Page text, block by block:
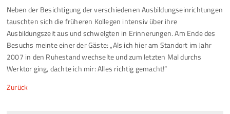
Neben der Besichtigung der verschiedenen Ausbildungseinrichtungen
tauschten sich die früheren Kollegen intensiv über ihre
Ausbildungszeit aus und schwelgten in Erinnerungen. Am Ende des
Besuchs meinte einer der Gäste: „Als ich hier am Standort im Jahr
2007 in den Ruhestand wechselte und zum letzten Mal durchs
Werktor ging, dachte ich mir: Alles richtig gemacht!“
Zurück